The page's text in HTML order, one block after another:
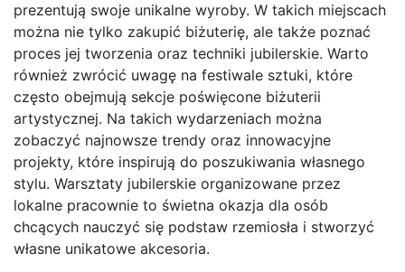
prezentują swoje unikalne wyroby. W takich miejscach
można nie tylko zakupić biżuterię, ale także poznać
proces jej tworzenia oraz techniki jubilerskie. Warto
również zwrócić uwagę na festiwale sztuki, które
często obejmują sekcje poświęcone biżuterii
artystycznej. Na takich wydarzeniach można
zobaczyć najnowsze trendy oraz innowacyjne
projekty, które inspirują do poszukiwania własnego
stylu. Warsztaty jubilerskie organizowane przez
lokalne pracownie to świetna okazja dla osób
chcących nauczyć się podstaw rzemiosła i stworzyć
własne unikatowe akcesoria.